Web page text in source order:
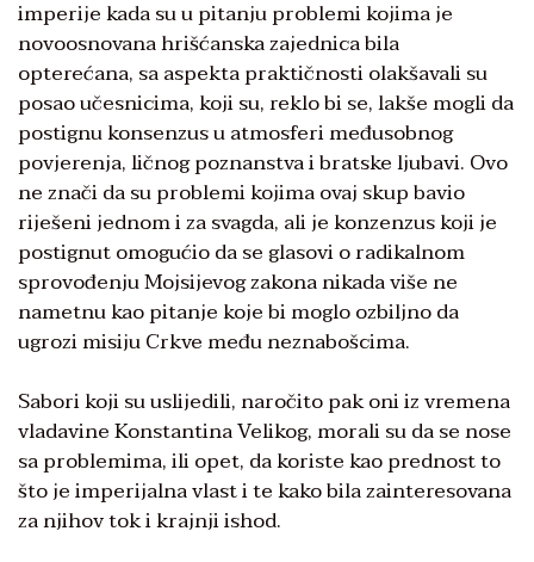
imperije kada su u pitanju problemi kojima je
novoosnovana hrišćanska zajednica bila
opterećana, sa aspekta praktičnosti olakšavali su
posao učesnicima, koji su, reklo bi se, lakše mogli da
postignu konsenzus u atmosferi međusobnog
povjerenja, ličnog poznanstva i bratske ljubavi. Ovo
ne znači da su problemi kojima ovaj skup bavio
riješeni jednom i za svagda, ali je konzenzus koji je
postignut omogućio da se glasovi o radikalnom
sprovođenju Mojsijevog zakona nikada više ne
nametnu kao pitanje koje bi moglo ozbiljno da
ugrozi misiju Crkve među neznabošcima.
Sabori koji su uslijedili, naročito pak oni iz vremena
vladavine Konstantina Velikog, morali su da se nose
sa problemima, ili opet, da koriste kao prednost to
što je imperijalna vlast i te kako bila zainteresovana
za njihov tok i krajnji ishod.